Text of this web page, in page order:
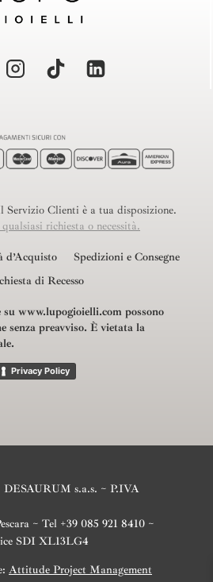
Clienti è a tua disposizione.
richiesta o necessità.
Spedizioni e Consegne
di Recesso
www.lupogioielli.com possono
senza preavviso. È vietata la
Privacy Policy
s.a.s. ~ P.IVA
~ Tel +39 085 921 8410 ~
SDI XL13LG4
Attitude Project Management